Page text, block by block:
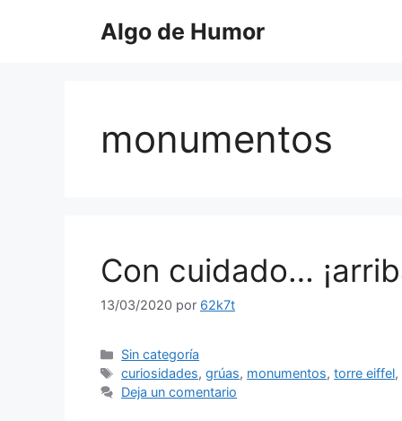
Algo de Humor
monumentos
Con cuidado…
13/03/2020 por 62k7t
Categorías
Sin categoría
Etiquetas
curiosidades,grúas, monumentos,torre eiffel,
Deja un comentario